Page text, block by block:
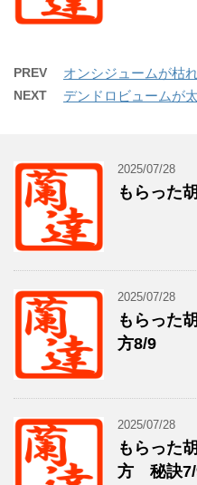
PREV オンシジュームが枯
NEXT デンドロビュームが
2025/07/28
もらった
2025/07/28
もらった
方8/9
2025/07/28
もらった
方 秘訣